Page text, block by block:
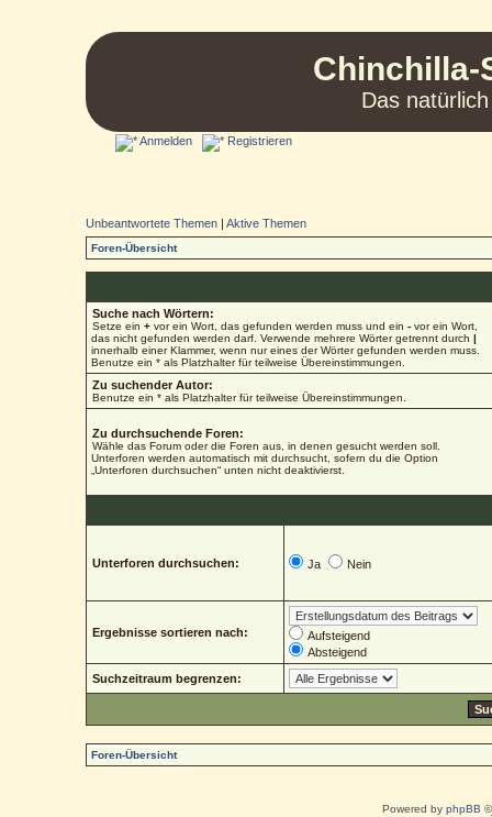
Chinchilla-
Das
Anmelden Registrieren
Unbeantwortete Themen |Aktive Themen
Foren-Übersicht
Suche nach Wörtern:
Setze ein+ vor ein Wort, das gefunden werden muss und ein- vor ein Wort,
das nicht gefunden werden darf. Verwende mehrere Wörter getrennt durch|
innerhalb einer Klammer, wenn nur eines der Wörter gefunden werden muss.
Benutze ein * als Platzhalter für teilweise Übereinstimmungen.
Zu suchender Autor:
Benutze ein * als Platzhalter für teilweise Übereinstimmungen.
Zu durchsuchende Foren:
Wähle das Forum oder die Foren aus, in denen gesucht werden soll.
Unterforen werden automatisch mit durchsucht, sofern du die Option
„Unterforen durchsuchen“ unten nicht deaktivierst.
Unterforen durchsuchen: Ja Nein
Ergebnisse sortieren nach:
Aufsteigend
Absteigend
Suchzeitraum begrenzen:
Foren-Übersicht
Powered by phpBB